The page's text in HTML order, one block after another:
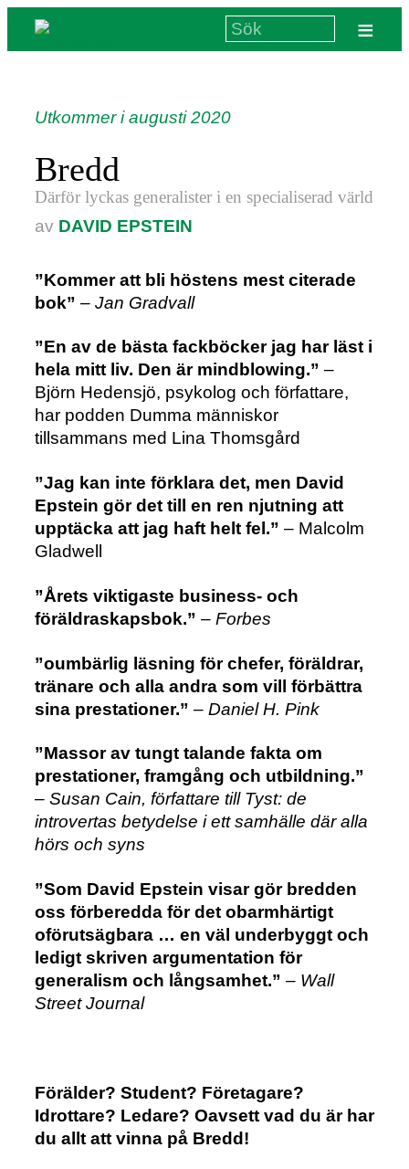
≡
Utkommer i augusti 2020
Bredd
Därför lyckas generalister i en specialiserad värld
av DAVID EPSTEIN
”Kommer att bli höstens mest citerade
bok” – Jan Gradvall
”En av de bästa fackböcker jag har läst i
hela mitt liv. Den är mindblowing.” –
Björn Hedensjö, psykolog och författare,
har podden Dumma människor
tillsammans med Lina Thomsgård
”Jag kan inte förklara det, men David
Epstein gör det till en ren njutning att
upptäcka att jag haft helt fel.” – Malcolm
Gladwell
”Årets viktigaste business- och
föräldraskapsbok.” – Forbes
”oumbärlig läsning för chefer, föräldrar,
tränare och alla andra som vill förbättra
sina prestationer.” – Daniel H. Pink
”Massor av tungt talande fakta om
prestationer, framgång och utbildning.”
– Susan Cain, författare till Tyst: de
introvertas betydelse i ett samhälle där alla
hörs och syns
”Som David Epstein visar gör bredden
oss förberedda för det obarmhärtigt
oförutsägbara … en väl underbyggt och
ledigt skriven argumentation för
generalism och långsamhet.” – Wall
Street Journal
Förälder? Student? Företagare?
Idrottare? Ledare? Oavsett vad du är har
du allt att vinna på Bredd!